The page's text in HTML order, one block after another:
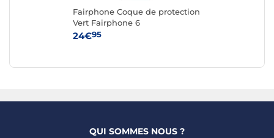
Fairphone Coque de protection
Vert Fairphone 6
24€95
QUI SOMMES NOUS ?